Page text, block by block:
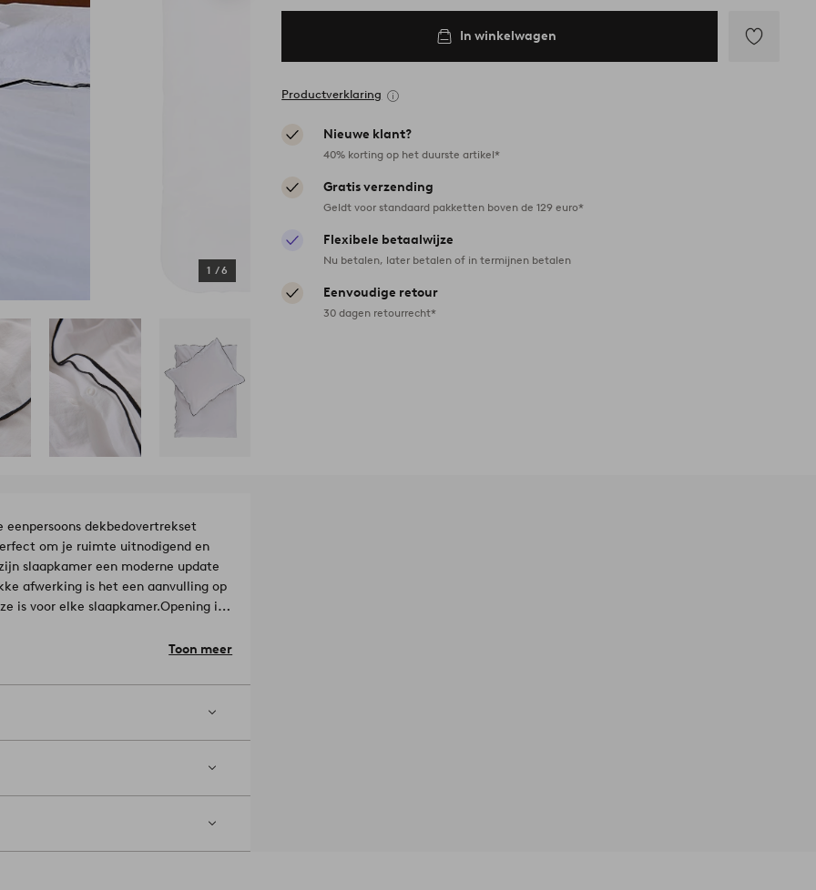
1 /6
In winkelwagen
Productverklaring
Nieuwe klant?
40% korting op het duurste artikel*
Gratis verzending
Geldt voor standaard pakketten boven de 129 euro*
Flexibele betaalwijze
Nu betalen, later betalen of in termijnen betalen
Eenvoudige retour
30 dagen retourrecht*
eenpersoons dekbedovertrekset
om je ruimte uitnodigend en
slaapkamer een moderne update
afwerking is het een aanvulling op
is voor elke slaapkamer.Opening in
te maken om het
Strijk op gemiddelde temperatuur.
Toon meer